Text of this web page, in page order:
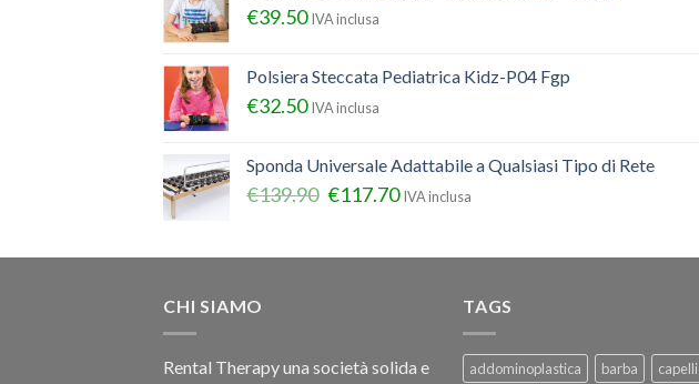
€39.50 IVA inclusa
Polsiera Steccata Pediatrica Kidz-P04 Fgp
€32.50 IVA inclusa
Sponda Universale Adattabile a Qualsiasi Tipo di Rete
€139.90 €117.70 IVA inclusa
CHI SIAMO
Rental Therapy una società solida e
TAGS
addominoplastica barba capelli